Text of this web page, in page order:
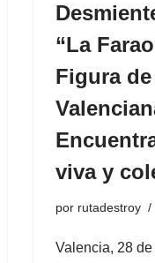
“La
Figura
viva y
por rutadestroy
Valencia, 28